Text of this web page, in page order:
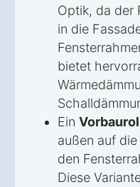
Optik, da der
in die
bietet
Ein
außen auf
den
Diese